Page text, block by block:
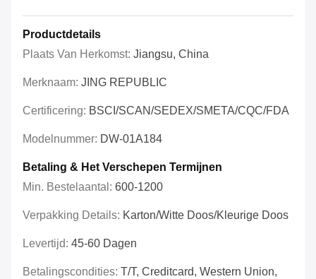
Productdetails
Plaats Van Herkomst: Jiangsu, China
Merknaam: JING REPUBLIC
Certificering: BSCI/SCAN/SEDEX/SMETA/CQC/FDA
Modelnummer: DW-01A184
Betaling & Het Verschepen Termijnen
Min. Bestelaantal: 600-1200
Verpakking Details: Karton/witte Doos/kleurige Doos
Levertijd: 45-60 Dagen
Betalingscondities: T/T, Creditcard, Western Union,